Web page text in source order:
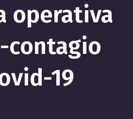
operativa
contagio
19